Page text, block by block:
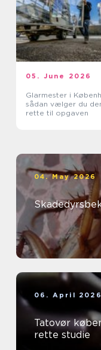
05. June 2026
Glarmester i
sådan vælger du
rette til opgaven
04. May 2026
06. April 2026
Tatovør københavn sådan
rette studie